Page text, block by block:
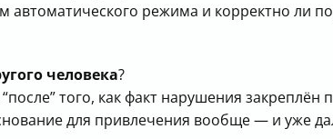
автоматического режима и корректно ли
человека?
того, как факт нарушения закреплён
для привлечения вообще — и уже